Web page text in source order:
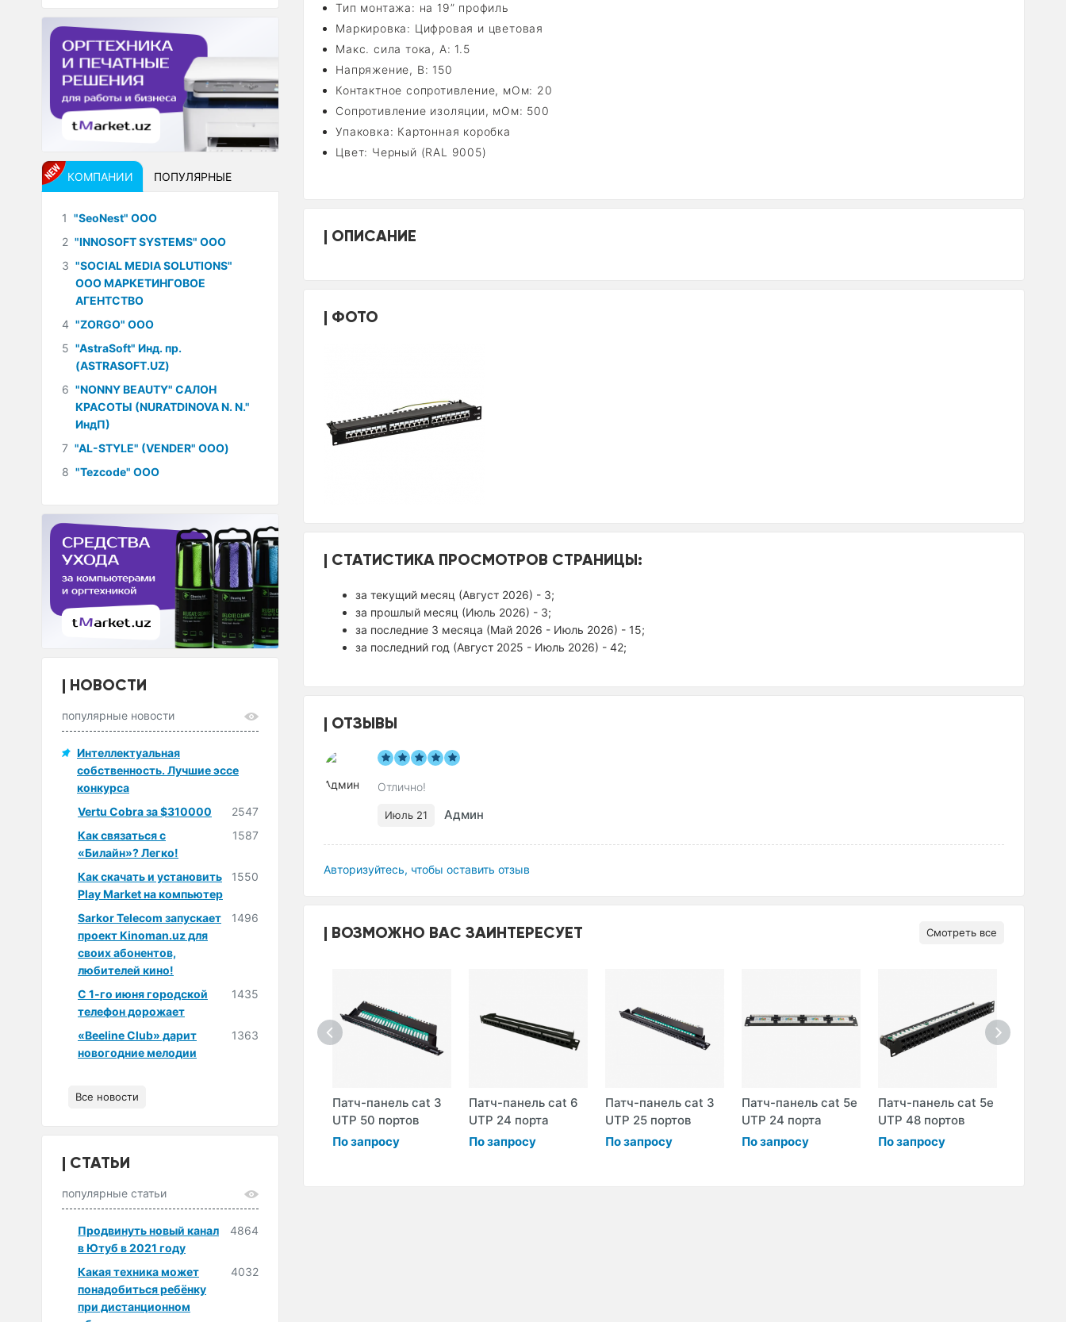
Тип монтажа: на 19” профиль
Маркировка: Цифровая и цветовая
Макс. сила тока, А: 1.5
Напряжение, В: 150
Контактное сопротивление, мОм: 20
Сопротивление изоляции, мОм: 500
Упаковка: Картонная коробка
Цвет: Черный (RAL 9005)
ОПИСАНИЕ
ФОТО
СТАТИСТИКА ПРОСМОТРОВ СТРАНИЦЫ:
за текущий месяц (Август 2026) - 3;
за прошлый месяц (Июль 2026) - 3;
за последние 3 месяца (Май 2026 - Июль 2026) - 15;
за последний год (Август 2025 - Июль 2026) - 42;
ОТЗЫВЫ
Отлично!
Июль 21 Админ
Авторизуйтесь, чтобы оставить отзыв
ВОЗМОЖНО ВАС ЗАИНТЕРЕСУЕТ Смотреть все
Патч-панель
По запросу
Патч-панель cat 3
UTP 50 портов
По запросу
Патч-панель cat 6
UTP 24 порта
По запросу
Патч-панель cat 3
UTP 25 портов
По запросу
Патч-панель cat 5e
UTP 24 порта
По запросу
Патч-панель cat 5e
UTP 48 портов
По запросу
КОМПАНИИ ПОПУЛЯРНЫЕ
1 "SeoNest" ООО
2 "INNOSOFT SYSTEMS" ООО
3 "SOCIAL MEDIA SOLUTIONS"
ООО МАРКЕТИНГОВОЕ
АГЕНТСТВО
4 "ZORGO" ООО
5 "AstraSoft" Инд. пр.
(ASTRASOFT.UZ)
6 "NONNY BEAUTY" САЛОН
КРАСОТЫ (NURATDINOVA N. N."
ИндП)
7 "AL-STYLE" (VENDER" ООО)
8 "Tezcode" ООО
НОВОСТИ
популярные новости
Интеллектуальная
собственность. Лучшие эссе
конкурса
Vertu Cobra за $310000
2547
Как связаться с
«Билайн»? Легко!
1587
Как скачать и установить
Play Market на компьютер
1550
Sarkor Telecom запускает
проект Kinoman.uz для
своих абонентов,
любителей кино!
1496
С 1-го июня городской
телефон дорожает
1435
«Beeline Club» дарит
новогодние мелодии
1363
Все новости
СТАТЬИ
популярные статьи
Продвинуть новый канал
в Ютуб в 2021 году
4864
Какая техника может
понадобиться ребёнку
при дистанционном
4032